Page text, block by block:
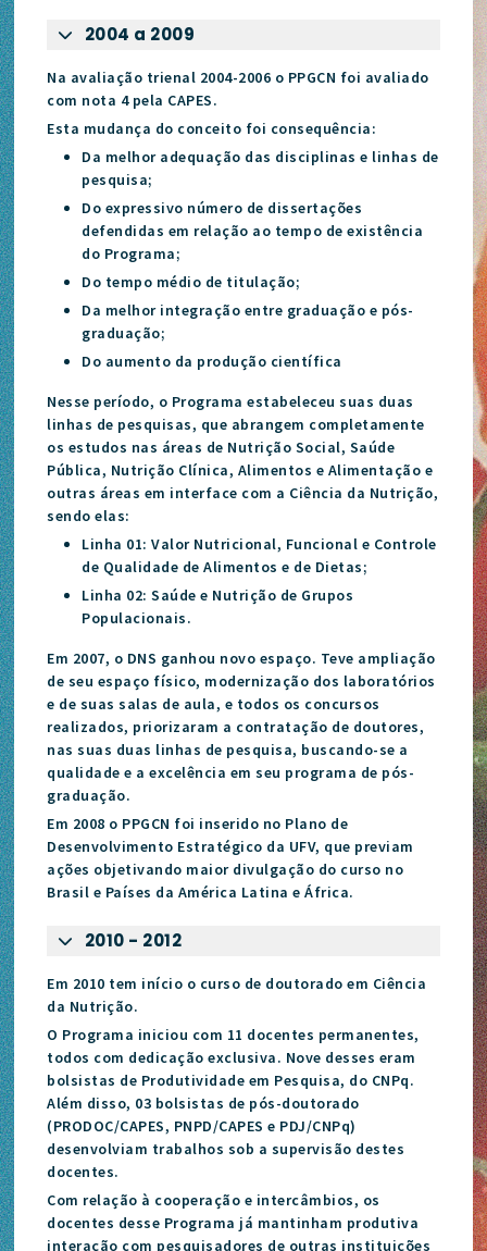
2004 a 2009
Na avaliação trienal 2004-2006 o PPGCN foi avaliado
com nota 4 pela CAPES.
Esta mudança do conceito foi consequência:
Da melhor adequação das disciplinas e linhas de
pesquisa;
Do expressivo número de dissertações
defendidas em relação ao tempo de existência
do Programa;
Do tempo médio de titulação;
Da melhor integração entre graduação e pós-
graduação;
Do aumento da produção científica
Nesse período, o Programa estabeleceu suas duas
linhas de pesquisas, que abrangem completamente
os estudos nas áreas de Nutrição Social, Saúde
Pública, Nutrição Clínica, Alimentos e Alimentação e
outras áreas em interface com a Ciência da Nutrição,
sendo elas:
Linha 01: Valor Nutricional, Funcional e Controle
de Qualidade de Alimentos e de Dietas;
Linha 02: Saúde e Nutrição de Grupos
Populacionais.
Em 2007, o DNS ganhou novo espaço. Teve ampliação
de seu espaço físico, modernização dos laboratórios
e de suas salas de aula, e todos os concursos
realizados, priorizaram a contratação de doutores,
nas suas duas linhas de pesquisa, buscando-se a
qualidade e a excelência em seu programa de pós-
graduação.
Em 2008 o PPGCN foi inserido no Plano de
Desenvolvimento Estratégico da UFV, que previam
ações objetivando maior divulgação do curso no
Brasil e Países da América Latina e África.
2010 - 2012
Em 2010 tem início o curso de doutorado em Ciência
da Nutrição.
O Programa iniciou com 11 docentes permanentes,
todos com dedicação exclusiva. Nove desses eram
bolsistas de Produtividade em Pesquisa, do CNPq.
Além disso, 03 bolsistas de pós-doutorado
(PRODOC/CAPES, PNPD/CAPES e PDJ/CNPq)
desenvolviam trabalhos sob a supervisão destes
docentes.
Com relação à cooperação e intercâmbios, os
docentes desse Programa já mantinham produtiva
interação com pesquisadores de outras instituições